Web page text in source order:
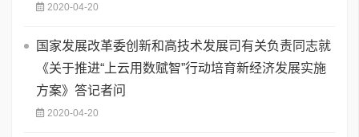
2020-04-20
国家发展改革委创新和高技术发展司有关负责同志就
《关于推进“上云用数赋智”行动培育新经济发展实施
方案》答记者问
2020-04-20